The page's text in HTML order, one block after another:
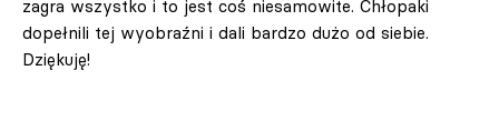
zagra wszystko i to jest coś niesamowite. Chłopaki
dopełnili tej wyobraźni i dali bardzo dużo od siebie.
Dziękuję!